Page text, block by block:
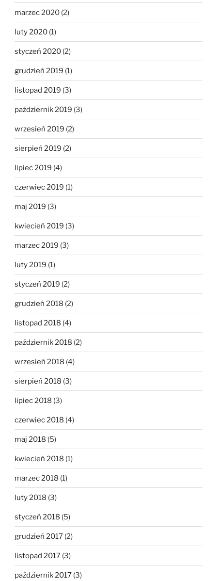
marzec 2020 (2)
luty 2020 (1)
styczeń 2020 (2)
grudzień 2019 (1)
listopad 2019 (3)
październik 2019 (3)
wrzesień 2019 (2)
sierpień 2019 (2)
lipiec 2019 (4)
czerwiec 2019 (1)
maj 2019 (3)
kwiecień 2019 (3)
marzec 2019 (3)
luty 2019 (1)
styczeń 2019 (2)
grudzień 2018 (2)
listopad 2018 (4)
październik 2018 (2)
wrzesień 2018 (4)
sierpień 2018 (3)
lipiec 2018 (3)
czerwiec 2018 (4)
maj 2018 (5)
kwiecień 2018 (1)
marzec 2018 (1)
luty 2018 (3)
styczeń 2018 (5)
grudzień 2017 (2)
listopad 2017 (3)
październik 2017 (3)